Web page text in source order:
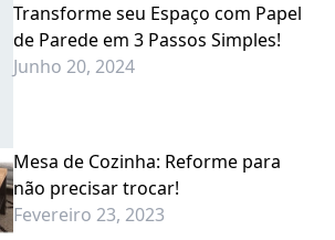
Transforme seu Espaço com Papel
de Parede em 3 Passos Simples!
Junho 20, 2024
Mesa de Cozinha: Reforme para
não precisar trocar!
Fevereiro 23, 2023